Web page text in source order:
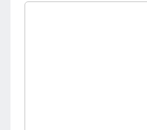
مدل هندوانه